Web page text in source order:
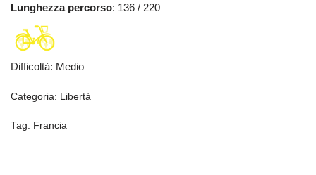
Lunghezza percorso: 136 / 220
Difficoltà: Medio
Categoria: Libertà
Tag: Francia